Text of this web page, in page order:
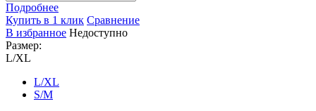
Подробнее
Купить в 1 клик Сравнение
В избранное Недоступно
Размер:
L/XL
L/XL
S/M